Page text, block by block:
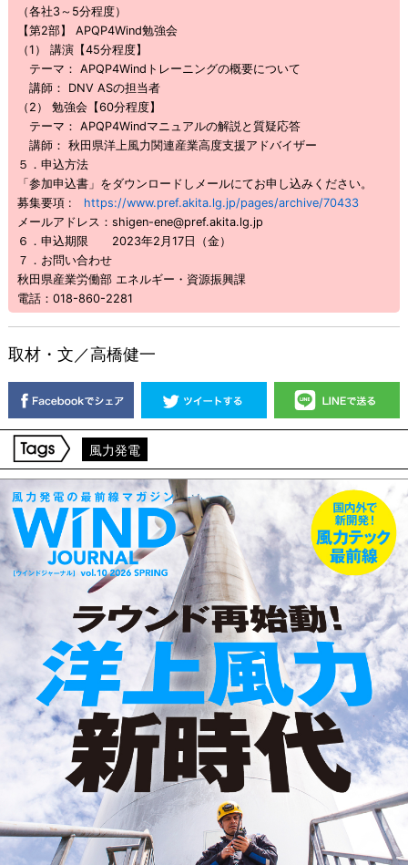
（各社3～5分程度）
【第2部】 APQP4Wind勉強会
（1） 講演【45分程度】
テーマ： APQP4Windトレーニングの概要について
講師： DNV ASの担当者
（2） 勉強会【60分程度】
テーマ： APQP4Windマニュアルの解説と質疑応答
講師： 秋田県洋上風力関連産業高度支援アドバイザー
５．申込方法
「参加申込書」をダウンロードしメールにてお申し込みください。
募集要項 : https://www.pref.akita.lg.jp/pages/archive/70433
メールアドレス：shigen-ene@pref.akita.lg.jp
６．申込期限 2023年2月17日（金）
７．お問い合わせ
秋田県産業労働部 エネルギー・資源振興課
電話：018-860-2281
取材・文／高橋健一
風力発電